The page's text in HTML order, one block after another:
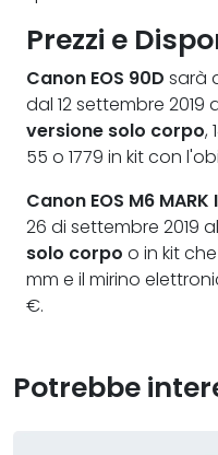
Prezzi e
Canon EOS 90D sarà
dal 12 settembre 2019
versione solo corpo,
55 o 1779 in kit con
Canon EOS M6 MARK
26 di settembre 2019
solo corpo o in kit
mm e il mirino
€.
Potrebbe